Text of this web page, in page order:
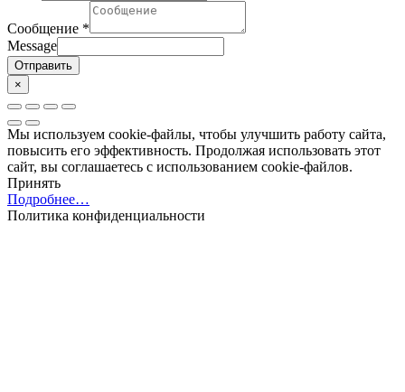
Сообщение *
Message
Отправить
×
Мы используем cookie-файлы, чтобы улучшить работу сайта,
повысить его эффективность. Продолжая использовать этот
сайт, вы соглашаетесь с использованием cookie-файлов.
Принять
Подробнее…
Политика конфиденциальности